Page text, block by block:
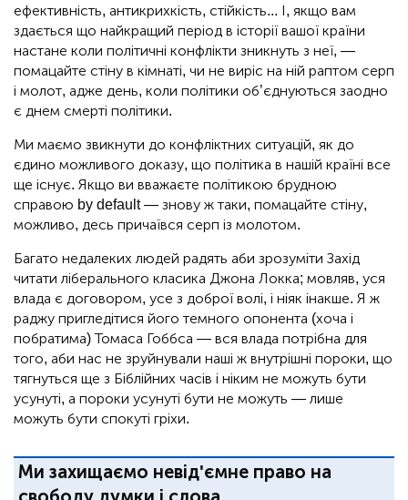
ефективність, антикрихкість, стійкість... І, якщо вам
здається що найкращий період в історії вашої країни
настане коли політичні конфлікти зникнуть з неї, —
помацайте стіну в кімнаті, чи не виріс на ній раптом серп
і молот, адже день, коли політики обʼєднуються заодно
є днем смерті політики.
Ми маємо звикнути до конфліктних ситуацій, як до
єдино можливого доказу, що політика в нашій країні все
ще існує. Якщо ви вважаєте політикою брудною
справою by default — знову ж таки, помацайте стіну,
можливо, десь причаївся серп із молотом.
Багато недалеких людей радять аби зрозуміти Захід
читати ліберального класика Джона Локка; мовляв, уся
влада є договором, усе з доброї волі, і ніяк інакше. Я ж
раджу пригледітися його темного опонента (хоча і
побратима) Томаса Гоббса — вся влада потрібна для
того, аби нас не зруйнували наші ж внутрішні пороки, що
тягнуться ще з Біблійних часів і ніким не можуть бути
усунуті, а пороки усунуті бути не можуть — лише
можуть бути спокуті гріхи.
Ми захищаємо невід'ємне право на